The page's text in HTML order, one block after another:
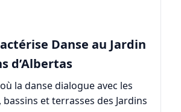
Danse au Jardin
d’Albertas
la danse dialogue avec les
et terrasses des Jardins